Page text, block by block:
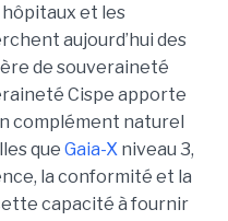
hôpitaux et les
aujourd’hui des
de souveraineté
Cispe apporte
complément naturel
que Gaia-Xniveau 3,
la conformité et la
capacité à fournir